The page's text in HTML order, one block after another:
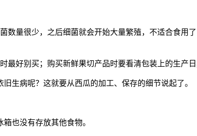
数量很少，之后细菌就会开始大量繁殖，不适合食
好别买；购买新鲜果切产品时要看清包装上的生产日
生病呢？这就要从西瓜的加工、保存的细节说起了。
也没有存放其他食物。